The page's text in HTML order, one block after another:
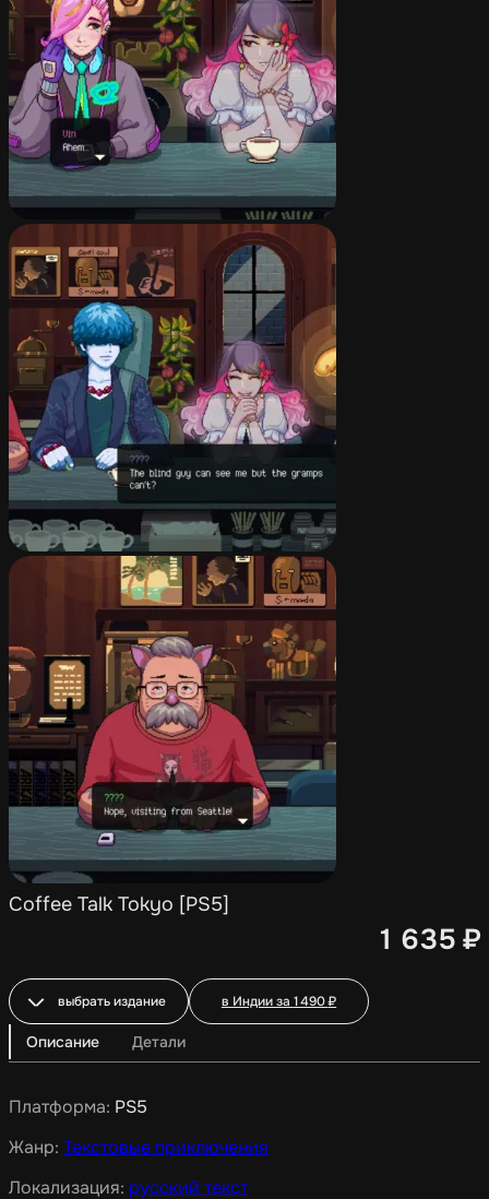
Coffee Talk Tokyo [PS5]
1 635 ₽
выбрать издание в Индии за 1 490₽
Описание Детали
Платформа: PS5
Жанр: Текстовые приключения
Локализация: русский текст